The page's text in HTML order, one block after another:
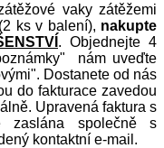
vaky zátěžemi
ks v balení), nakupte
. Objednejte 4
nám uveďte
Dostanete od nás
do fakturace zavedou
Upravená faktura s
zaslána společně s
kontaktní e-mail.